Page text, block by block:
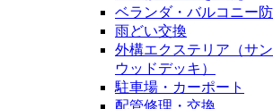
ベランダ・バルコニー
雨どい交換
外構エクステリア（サ
ウッドデッキ）
駐車場・カーポート
配管修理・交換